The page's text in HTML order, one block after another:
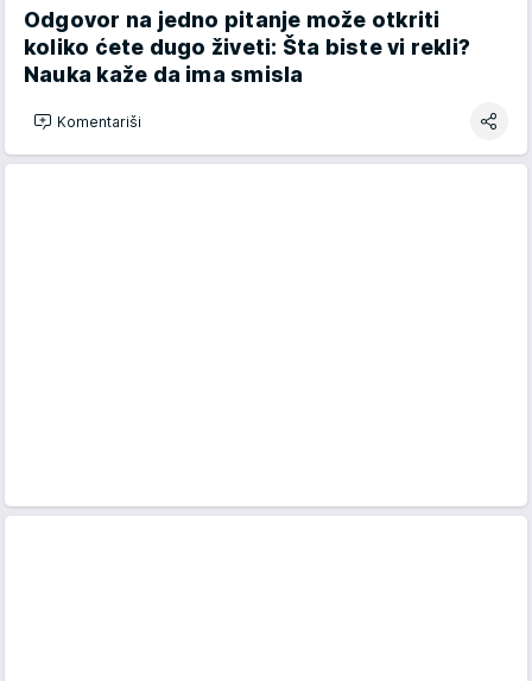
Odgovor na jedno pitanje može otkriti
koliko ćete dugo živeti: Šta biste vi rekli?
Nauka kaže da ima smisla
Komentariši